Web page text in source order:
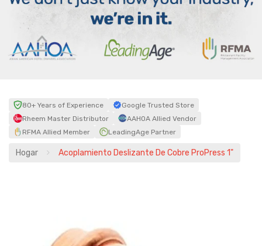
80+ Years of Experience
Google Trusted Store
Rheem Master Distributor
AAHOA Allied Vendor
RFMA Allied Member
LeadingAge Partner
Hogar Acoplamiento Deslizante De Cobre ProPress 1"